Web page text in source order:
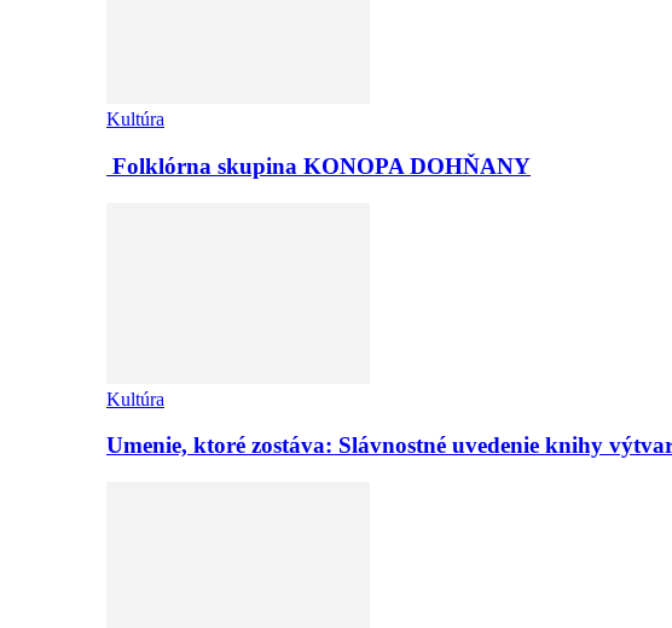
Kultúra
Folklórna skupina KONOPA DOHŇANY
Kultúra
Umenie, ktoré zostáva: Slávnostné uvedenie knihy